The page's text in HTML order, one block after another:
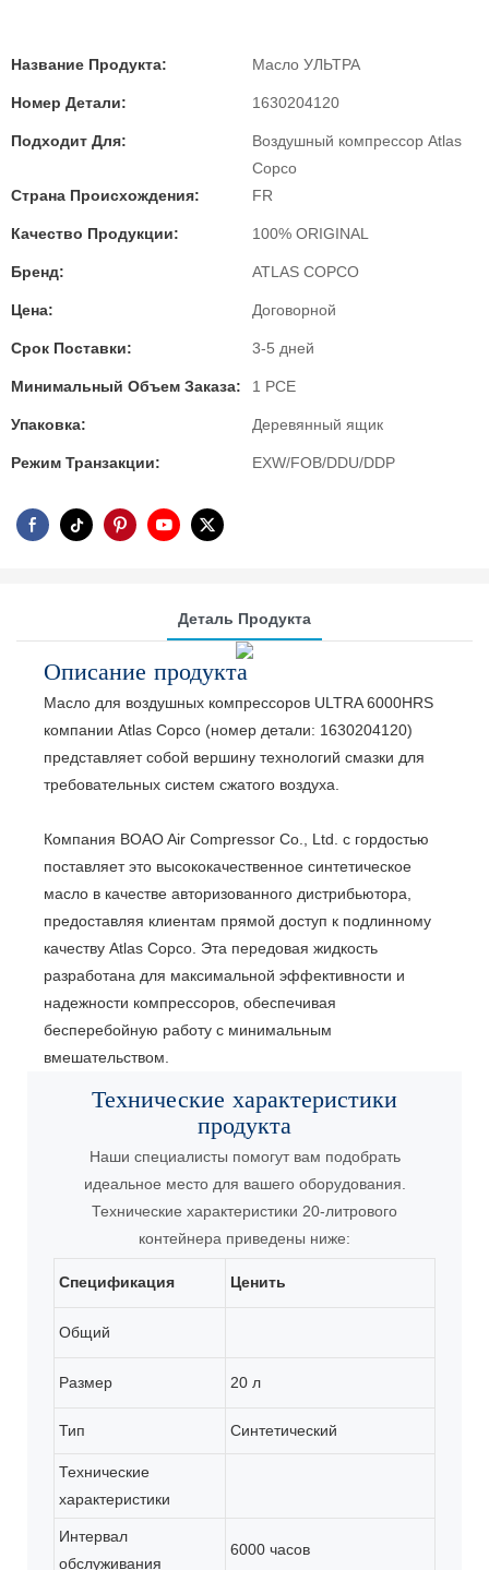
Название Продукта: Масло УЛЬТРА
Номер Детали: 1630204120
Подходит Для:
Воздушный компрессор Atlas
Copco
Страна Происхождения:
FR
Качество Продукции: 100% ORIGINAL
Бренд: ATLAS COPCO
Цена: Договорной
Срок Поставки: 3-5 дней
Минимальный Объем Заказа: 1 PCE
Упаковка: Деревянный ящик
Режим Транзакции: EXW/FOB/DDU/DDP
Деталь Продукта
Описание продукта
Масло для воздушных компрессоров ULTRA 6000HRS
компании Atlas Copco (номер детали: 1630204120)
представляет собой вершину технологий смазки для
требовательных систем сжатого воздуха.
Компания BOAO Air Compressor Co., Ltd. с гордостью
поставляет это высококачественное синтетическое
масло в качестве авторизованного дистрибьютора,
предоставляя клиентам прямой доступ к подлинному
качеству Atlas Copco. Эта передовая жидкость
разработана для максимальной эффективности и
надежности компрессоров, обеспечивая
бесперебойную работу с минимальным
вмешательством.
Технические характеристики
продукта
Наши специалисты помогут вам подобрать
идеальное место для вашего оборудования.
Технические характеристики 20-литрового
контейнера приведены ниже:
Спецификация Ценить
Общий
Размер 20 л
Тип Синтетический
Технические
характеристики
Интервал
обслуживания
6000 часов